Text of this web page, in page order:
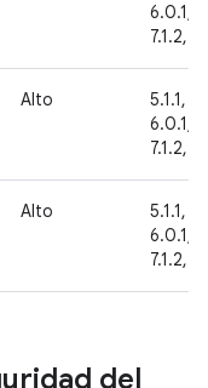
6.0.1,
7.1.2,
Alto
5.1.1,
6.0.1,
7.1.2,
Alto
5.1.1,
6.0.1,
7.1.2,
del